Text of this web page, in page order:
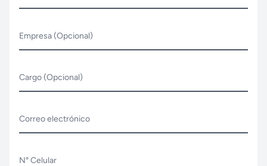
Empresa (Opcional)
Cargo (Opcional)
Correo electrónico
N° Celular